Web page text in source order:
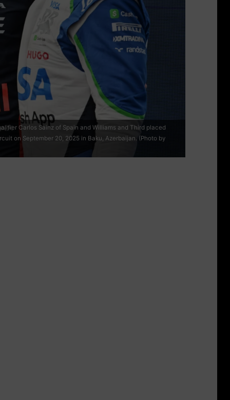
Carlos Sainz of Spain and Williams and Third placed
on September 20, 2025 in Baku, Azerbaijan. (Photo by